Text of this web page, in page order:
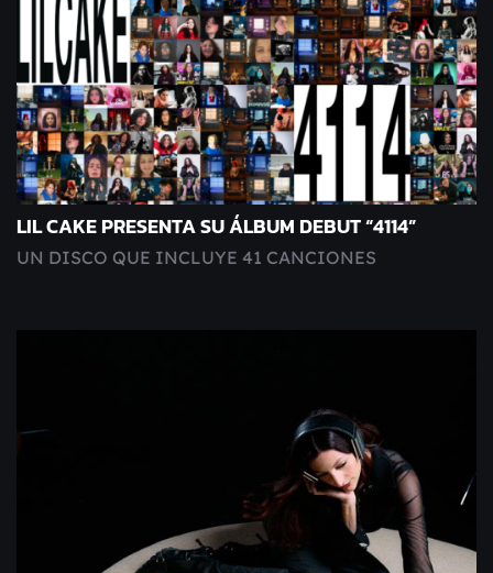
LIL CAKE PRESENTA SU ÁLBUM DEBUT “4114”
UN DISCO QUE INCLUYE 41 CANCIONES